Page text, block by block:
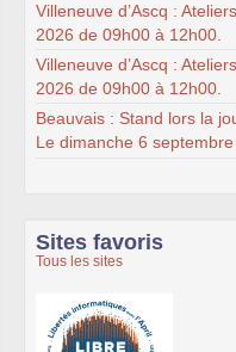
Villeneuve d’Ascq :
2026 de 09h00 à 12h00.
Villeneuve d’Ascq :
2026 de 09h00 à 12h00.
Beauvais : Stand lors la
Le dimanche 6
Sites favoris
Tous les sites